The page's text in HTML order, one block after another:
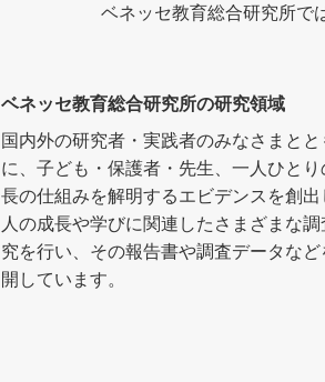
ベネッセ教育総合研究所で
ベネッセ教育総合研究所の研究領域
国内外の研究者・実践者のみなさまとと
に、子ども・保護者・先生、一人ひとり
長の仕組みを解明するエビデンスを創出
人の成長や学びに関連したさまざまな調
究を行い、その報告書や調査データなど
開しています。